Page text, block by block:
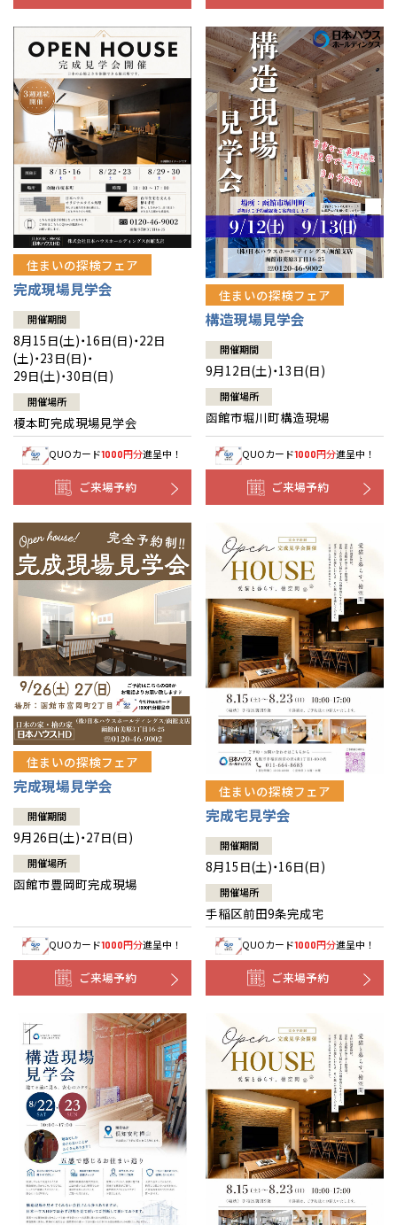
IR情報
木材調達指針
グループ会社紹介
CMギャラリー
採用情報
住まいの探検フェア
完成現場見学会
開催期間
8月15日(土)・16日(日)・22日
(土)・23日(日)・
29日(土)・30日(日)
開催場所
榎本町完成現場見学会
QUOカード1000円分進呈中！
ご来場予約
住まいの探検フェア
構造現場見学会
開催期間
9月12日(土)・13日(日)
開催場所
函館市堀川町構造現場
QUOカード1000円分進呈中！
ご来場予約
住まいの探検フェア
完成現場見学会
開催期間
9月26日(土)・27日(日)
開催場所
函館市豊岡町完成現場
QUOカード1000円分進呈中！
ご来場予約
住まいの探検フェア
完成宅見学会
開催期間
8月15日(土)・16日(日)
開催場所
手稲区前田9条完成宅
QUOカード1000円分進呈中！
ご来場予約
全国の展示場
北海道
札幌
東北
お近くのイベント
北海道
札幌
札幌
小樽
東北